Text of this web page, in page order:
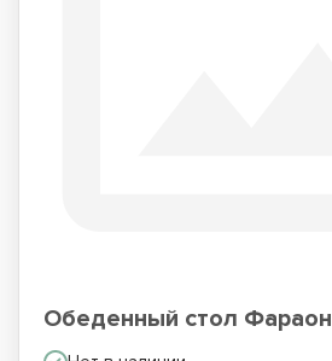
Обеденный стол Фараон